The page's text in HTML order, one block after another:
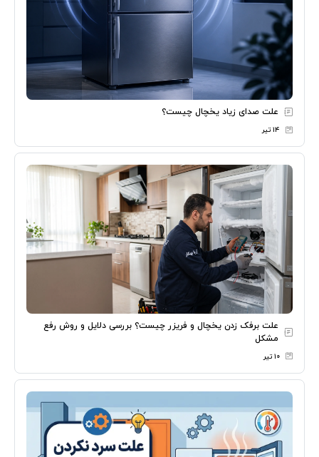
علت صدای زیاد یخچال چیست؟
۱۴ تیر
علت برفک زدن یخچال و فریزر چیست؟ بررسی دلایل و روش رفع
مشکل
۱۰ تیر